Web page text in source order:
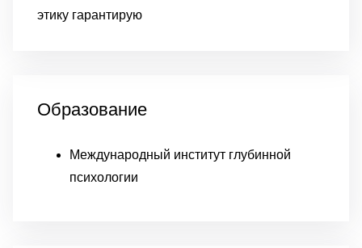
этику гарантирую
Образование
Международный институт глубинной
психологии